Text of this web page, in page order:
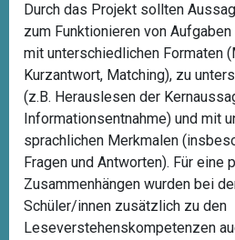
Durch das Projekt sollten
zum Funktionieren von
mit unterschiedlichen Formaten
Kurzantwort, Matching), zu
(z.B. Herauslesen der
Informationsentnahme) und mit
sprachlichen Merkmalen
Fragen und Antworten). Für eine
Zusammenhängen wurden bei
Schüler/innen zusätzlich zu den
Leseverstehenskompetenzen